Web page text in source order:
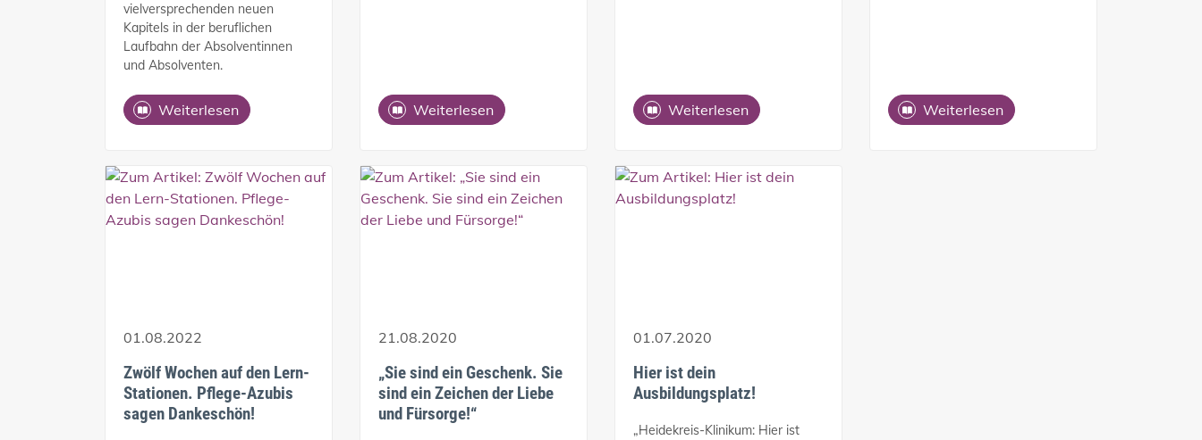
vielversprechenden neuen
Kapitels in der beruflichen
Laufbahn der Absolventinnen
und Absolventen.
Weiterlesen Weiterlesen Weiterlesen Weiterlesen
01.08.2022
Zwölf Wochen auf den Lern-
Stationen. Pflege-Azubis
sagen Dankeschön!
21.08.2020
„Sie sind ein Geschenk. Sie
sind ein Zeichen der Liebe
und Fürsorge!“
01.07.2020
Hier ist dein
Ausbildungsplatz!
„Heidekreis-Klinikum: Hier ist